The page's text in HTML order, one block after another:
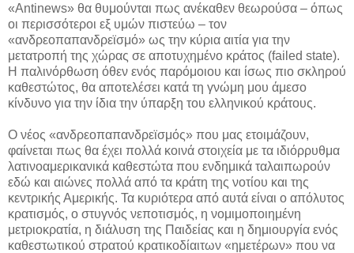
«Antinews» θα θυμούνται πως ανέκαθεν θεωρούσα – όπως
οι περισσότεροι εξ υμών πιστεύω – τον
«ανδρεοπαπανδρεϊσμό» ως την κύρια αιτία για την
μετατροπή της χώρας σε αποτυχημένο κράτος (failed state).
Η παλινόρθωση όθεν ενός παρόμοιου και ίσως πιο σκληρού
καθεστώτος, θα αποτελέσει κατά τη γνώμη μου άμεσο
κίνδυνο για την ίδια την ύπαρξη του ελληνικού κράτους.
Ο νέος «ανδρεοπαπανδρεϊσμός» που μας ετοιμάζουν,
φαίνεται πως θα έχει πολλά κοινά στοιχεία με τα ιδιόρρυθμα
λατινοαμερικανικά καθεστώτα που ενδημικά ταλαιπωρούν
εδώ και αιώνες πολλά από τα κράτη της νοτίου και της
κεντρικής Αμερικής. Τα κυριότερα από αυτά είναι ο απόλυτος
κρατισμός, ο στυγνός νεποτισμός, η νομιμοποιημένη
μετριοκρατία, η διάλυση της Παιδείας και η δημιουργία ενός
καθεστωτικού στρατού κρατικοδίαιτων «ημετέρων» που να